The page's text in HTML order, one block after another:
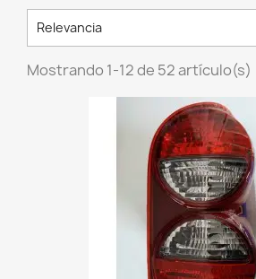
Relevancia
Mostrando 1-12 de 52 artículo(s)